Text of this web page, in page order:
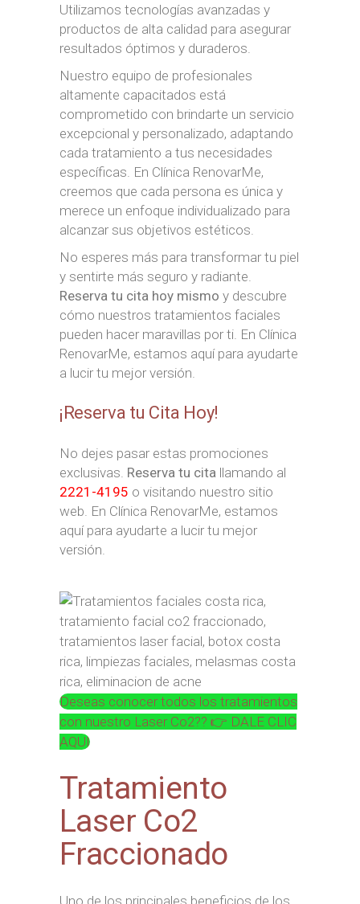
Utilizamos tecnologías avanzadas y
productos de alta calidad para asegurar
resultados óptimos y duraderos.
Nuestro equipo de profesionales
altamente capacitados está
comprometido con brindarte un servicio
excepcional y personalizado, adaptando
cada tratamiento a tus necesidades
específicas. En Clínica RenovarMe,
creemos que cada persona es única y
merece un enfoque individualizado para
alcanzar sus objetivos estéticos.
No esperes más para transformar tu piel
y sentirte más seguro y radiante.
Reserva tu cita hoy mismo y descubre
cómo nuestros tratamientos faciales
pueden hacer maravillas por ti. En Clínica
RenovarMe, estamos aquí para ayudarte
a lucir tu mejor versión.
¡Reserva tu Cita Hoy!
No dejes pasar estas promociones
exclusivas. Reserva tu cita llamando al
2221-4195 o visitando nuestro sitio
web. En Clínica RenovarMe, estamos
aquí para ayudarte a lucir tu mejor
versión.
Deseas conocer todos los tratamientos
con nuestro Laser Co2?? 👉 DALE CLIC
AQUI
Tratamiento
Laser Co2
Fraccionado
Uno de los principales beneficios de los